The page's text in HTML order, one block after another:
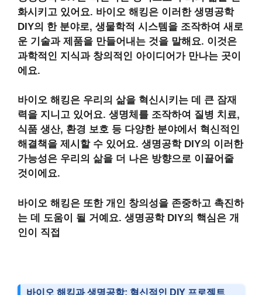
화시키고 있어요. 바이오 해킹은 이러한 생명공학
DIY의 한 분야로, 생물학적 시스템을 조작하여 새로
운 기술과 제품을 만들어내는 것을 말해요. 이것은
과학적인 지식과 창의적인 아이디어가 만나는 곳이
에요.
바이오 해킹은 우리의 삶을 혁신시키는 데 큰 잠재
력을 지니고 있어요. 생명체를 조작하여 질병 치료,
식품 생산, 환경 보호 등 다양한 분야에서 혁신적인
해결책을 제시할 수 있어요. 생명공학 DIY의 이러한
가능성은 우리의 삶을 더 나은 방향으로 이끌어줄
것이에요.
바이오 해킹은 또한 개인 창의성을 존중하고 촉진하
는 데 도움이 될 거예요. 생명공학 DIY의 핵심은 개
인이 직접
바이오 해킹과 생명공학: 혁신적인 DIY 프로젝트